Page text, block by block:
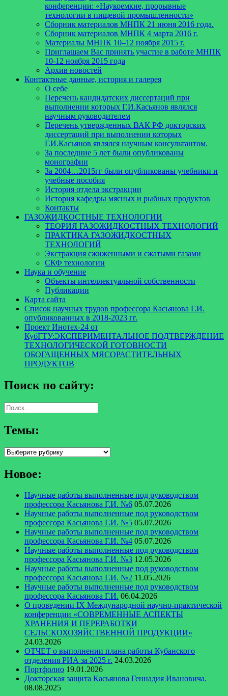
конференции: «Наукоемкие, прорывные
технологии в пищевой промышленности»
Сборник материалов МНПК 21 июня 2016 года.
Cборник материалов МНПК 4 марта 2016 г.
Материалы МНПК 10–12 ноября 2015 г.
Приглашаем Вас принять участие в работе МНПК
10-12 ноября 2015 года
Архив новостей
Контактные данные, история и галерея
О себе
Перечень кандидатских диссертаций при
выполнении которых Г.И.Касьянов являлся
научным руководителем
Перечень утвержденных ВАК РФ докторских
диссертаций при выполнении которых
Г.И.Касьянов являлся научным консультантом.
За последние 5 лет были опубликованы
монографии
За 2004…2015гг были опубликованы учебники и
учебные пособия
История отдела экстракции
История кафедры мясных и рыбных продуктов
Контакты
ГАЗОЖИДКОСТНЫЕ ТЕХНОЛОГИИ
ТЕОРИЯ ГАЗОЖИДКОСТНЫХ ТЕХНОЛОГИЙ
ПРАКТИКА ГАЗОЖИДКОСТНЫХ
ТЕХНОЛОГИЙ
Экстракция сжиженными и сжатыми газами
СКФ технологии
Наука и обучение
Объекты интеллектуальной собственности
Публикации
Карта сайта
Список научных трудов профессора Касьянова Г.И.
опубликованных в 2018-2023 гг.
Проект Инотех-24 от
КубГТУ:ЭКСПЕРИМЕНТАЛЬНОЕ ПОДТВЕРЖДЕНИЕ
ТЕХНОЛОГИЧЕСКОЙ ГОТОВНОСТИ
ОБОГАЩЕННЫХ МЯСОРАСТИТЕЛЬНЫХ
ПРОДУКТОВ
Поиск по сайту:
Найти:
Темы:
Темы:
Новое:
Научные работы выполненные под руководством
профессора Касьянова Г.И. №6 05.07.2026
Научные работы выполненные под руководством
профессора Касьянова Г.И. №5 05.07.2026
Научные работы выполненные под руководством
профессора Касьянова Г.И. №4 05.07.2026
Научные работы выполненные под руководством
профессора Касьянова Г.И. №3 12.05.2026
Научные работы выполненные под руководством
профессора Касьянова Г.И. №2 11.05.2026
Научные работы выполненные под руководством
профессора Касьянова Г.И. 06.04.2026
О проведении IX Международной научно-практической
конференции «СОВРЕМЕННЫЕ АСПЕКТЫ
ХРАНЕНИЯ И ПЕРЕРАБОТКИ
СЕЛЬСКОХОЗЯЙСТВЕННОЙ ПРОДУКЦИИ»
24.03.2026
ОТЧЕТ о выполнении плана работы Кубанского
отделения РИА за 2025 г. 24.03.2026
Портфолио 19.01.2026
Докторская защита Касьянова Геннадия Ивановича.
08.08.2025